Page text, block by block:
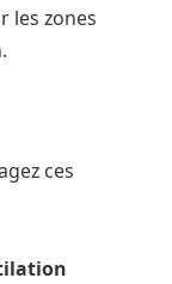
les zones
ces